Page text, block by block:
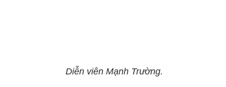
Diễn viên Mạnh Trường.